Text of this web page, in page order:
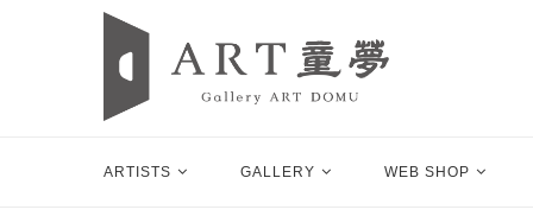
ARTISTS GALLERY WEB SHOP